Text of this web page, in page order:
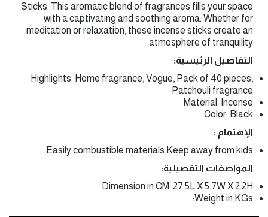
Sticks. This aromatic blend of fragrances fills your space
with a captivating and soothing aroma. Whether for
meditation or relaxation, these incense sticks create an
atmosphere of tranquility.
التفاصيل الرئيسية:
Highlights: Home fragrance, Vogue, Pack of 40 pieces,
Patchouli fragrance
Material: Incense
Color: Black
الإهتمام :
Easily combustible materials.Keep away from kids
المواصفات التفصيلية:
Dimension in CM: 27.5L X 5.7W X 2.2H
Weight in KGs: